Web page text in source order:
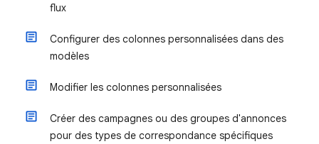
flux
Configurer des colonnes personnalisées dans des
modèles
Modifier les colonnes personnalisées
Créer des campagnes ou des groupes d'annonces
pour des types de correspondance spécifiques